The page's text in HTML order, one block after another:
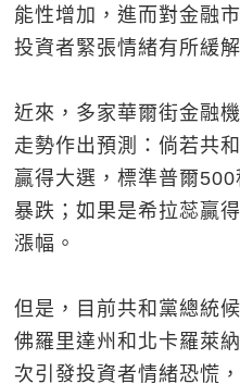
能性增加，進而對金融
投資者緊張情緒有所緩解
近來，多家華爾街金融
走勢作出預測：倘若共
贏得大選，標準普爾
暴跌；如果是希拉蕊贏
漲幅。
但是，目前共和黨總統
佛羅里達州和北卡羅萊
次引發投資者情緒恐慌